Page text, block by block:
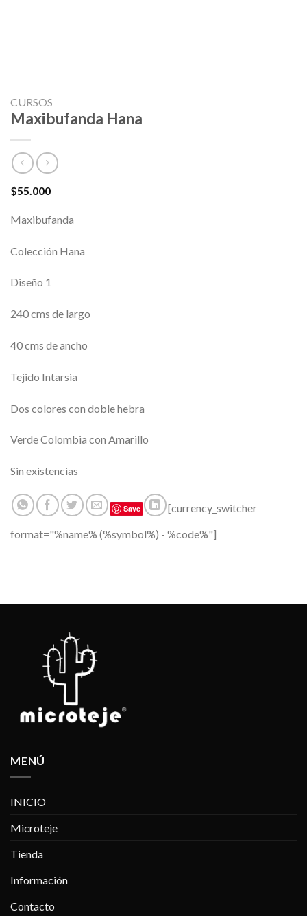
CURSOS
Maxibufanda Hana
$55.000
Maxibufanda
Colección Hana
Diseño 1
240 cms de largo
40 cms de ancho
Tejido Intarsia
Dos colores con doble hebra
Verde Colombia con Amarillo
Sin existencias
Save [currency_switcher
format="%name% (%symbol%) - %code%"]
MENÚ
INICIO
Microteje
Tienda
Información
Contacto